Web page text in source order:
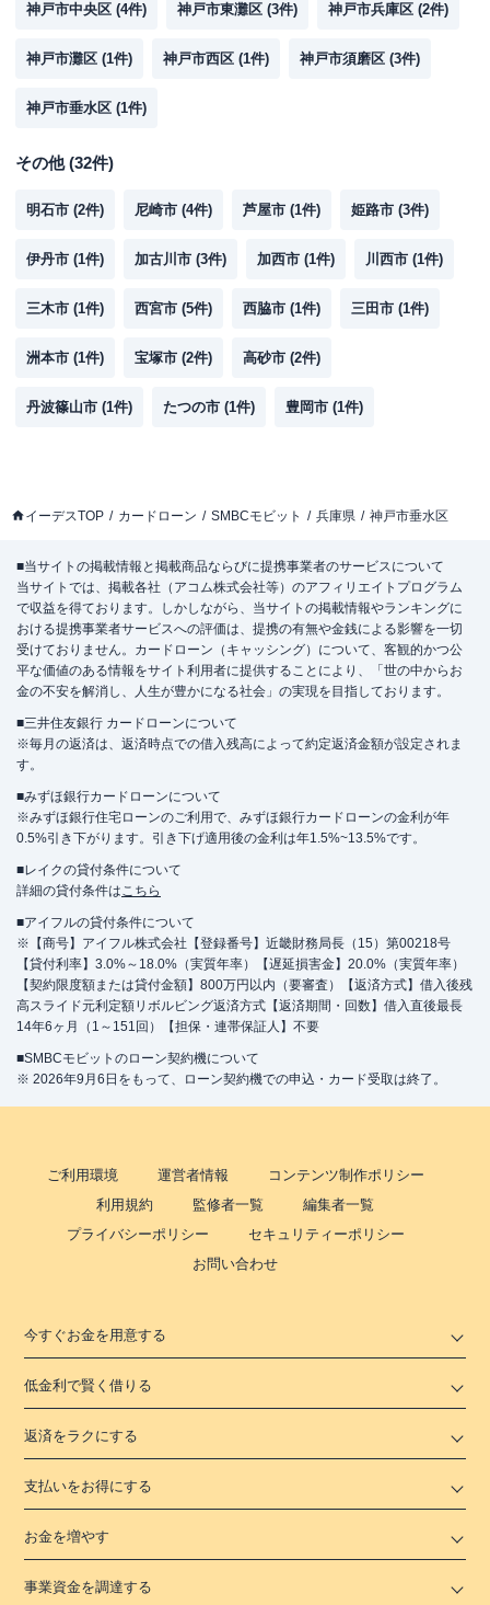
神戸市中央区 (4件) 神戸市東灘区 (3件) 神戸市兵庫区 (2件)
神戸市灘区 (1件) 神戸市西区 (1件) 神戸市須磨区 (3件)
神戸市垂水区 (1件)
その他(32件)
明石市 (2件) 尼崎市 (4件) 芦屋市 (1件) 姫路市 (3件)
伊丹市 (1件) 加古川市 (3件) 加西市 (1件) 川西市 (1件)
三木市 (1件) 西宮市 (5件) 西脇市 (1件) 三田市 (1件)
洲本市 (1件) 宝塚市 (2件) 高砂市 (2件)
丹波篠山市 (1件) たつの市 (1件) 豊岡市 (1件)
イーデスTOP カードローン SMBCモビット 兵庫県 神戸市垂水区
■当サイトの掲載情報と掲載商品ならびに提携事業者のサービスについて
当サイトでは、掲載各社（アコム株式会社等）のアフィリエイトプログラム
で収益を得ております。しかしながら、当サイトの掲載情報やランキングに
おける提携事業者サービスへの評価は、提携の有無や金銭による影響を一切
受けておりません。カードローン（キャッシング）について、客観的かつ公
平な価値のある情報をサイト利用者に提供することにより、「世の中からお
金の不安を解消し、人生が豊かになる社会」の実現を目指しております。
■三井住友銀行 カードローンについて
※毎月の返済は、返済時点での借入残高によって約定返済金額が設定されま
す。
■みずほ銀行カードローンについて
※みずほ銀行住宅ローンのご利用で、みずほ銀行カードローンの金利が年
0.5%引き下がります。引き下げ適用後の金利は年1.5%~13.5%です。
■レイクの貸付条件について
詳細の貸付条件はこちら
■アイフルの貸付条件について
※【商号】アイフル株式会社【登録番号】近畿財務局長（15）第00218号
【貸付利率】3.0%～18.0%（実質年率）【遅延損害金】20.0%（実質年率）
【契約限度額または貸付金額】800万円以内（要審査）【返済方式】借入後残
高スライド元利定額リボルビング返済方式【返済期間・回数】借入直後最長
14年6ヶ月（1～151回）【担保・連帯保証人】不要
■SMBCモビットのローン契約機について
※ 2026年9月6日をもって、ローン契約機での申込・カード受取は終了。
ご利用環境 運営者情報
コンテンツ制作ポリシー
利用規約
監修者一覧
編集者一覧
プライバシーポリシー
セキュリティーポリシー
お問い合わせ
今すぐお金を用意する
低金利で賢く借りる
返済をラクにする
支払いをお得にする
お金を増やす
事業資金を調達する